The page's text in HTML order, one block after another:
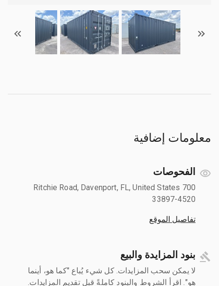
معلومات إضافية
الفحوصات
700 Ritchie Road, Davenport, FL, United States
33897-4520
تفاصيل الموقع
بنود المزايدة والبيع
لا يمكن سحب المزايدات. كل شيء يُباع "كما هو، أينما
هو". اقرأ الشروط والبنود كاملةً قبل تقديم المزايدات.